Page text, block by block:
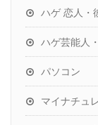
ハゲ 恋人・
ハゲ芸能人
パソコン
マイナチュレ